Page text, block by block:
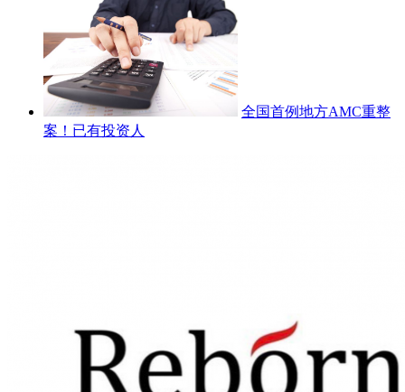
全国首例地方AMC重整
案！已有投资人